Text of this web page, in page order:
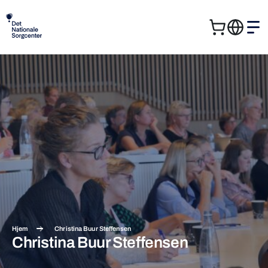
Kurv
efter:
Hjem Christina Buur Steffensen
Christina Buur Steffensen